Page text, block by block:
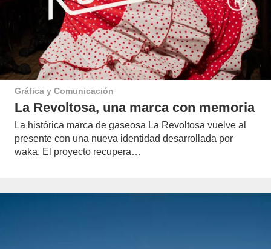
Gráfica y Comunicación
La Revoltosa, una marca con memoria
La histórica marca de gaseosa La Revoltosa vuelve al
presente con una nueva identidad desarrollada por
waka. El proyecto recupera…